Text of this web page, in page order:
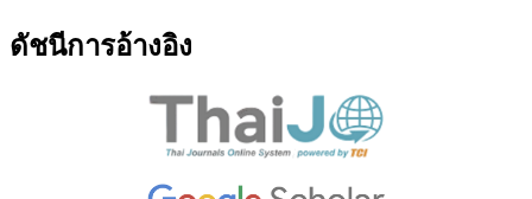
ดัชนีการอ้างอิง